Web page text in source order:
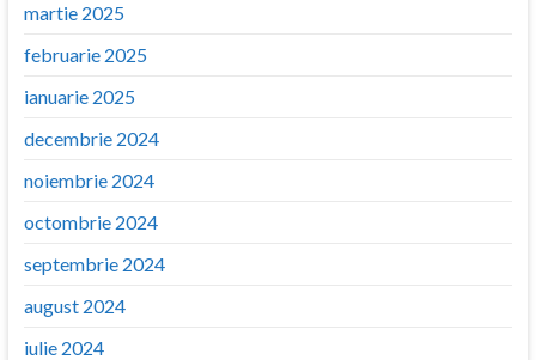
martie 2025
februarie 2025
ianuarie 2025
decembrie 2024
noiembrie 2024
octombrie 2024
septembrie 2024
august 2024
iulie 2024